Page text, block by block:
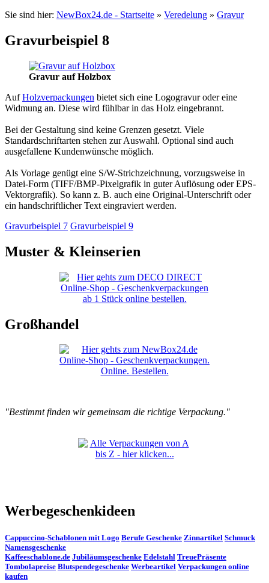
Sie sind hier: NewBox24.de - Startseite » Veredelung » Gravur
Gravurbeispiel 8
Gravur auf Holzbox
AufHolzverpackungen bietet sich eine Logogravur oder eine
Widmung an. Diese wird fühlbar in das Holz eingebrannt.
Bei der Gestaltung sind keine Grenzen gesetzt. Viele
Standardschriftarten stehen zur Auswahl. Optional sind auch
ausgefallene Kundenwünsche möglich.
Als Vorlage genügt eine S/W-Strichzeichnung, vorzugsweise in
Datei-Form (TIFF/BMP-Pixelgrafik in guter Auflösung oder EPS-
Vektorgrafik). So kann z. B. auch eine Original-Unterschrift oder
ein handschriftlicher Text eingraviert werden.
Gravurbeispiel 7 Gravurbeispiel 9
Muster & Kleinserien
Großhandel
"Bestimmt finden wir gemeinsam die richtige Verpackung."
Werbegeschenkideen
Cappuccino-Schablonen mit Logo Berufe Geschenke Zinnartikel Schmuck
Namensgeschenke
Kaffeeschablone.de Jubiläumsgeschenke Edelstahl TreuePräsente
Tombolapreise Blutspendegeschenke Werbeartikel Verpackungen online
kaufen